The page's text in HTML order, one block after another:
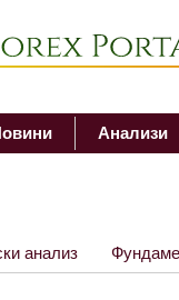
Анализи
анализ